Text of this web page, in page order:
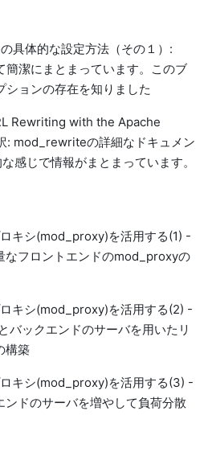
具体的な設定方法（その１） :
潔にまとまっています。このブ
ションの存在を知りました
Rewriting with the Apache
: mod_rewriteの詳細なドキュメン
感じで情報がまとまっています。
キシ(mod_proxy)を活用する(1) -
なフロントエンドのmod_proxyの
キシ(mod_proxy)を活用する(2) -
バックエンドのサーバを用いたリ
構築
キシ(mod_proxy)を活用する(3) -
ンドのサーバを増やして負荷分散